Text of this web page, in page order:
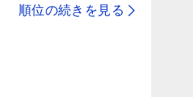
順位の続きを見る